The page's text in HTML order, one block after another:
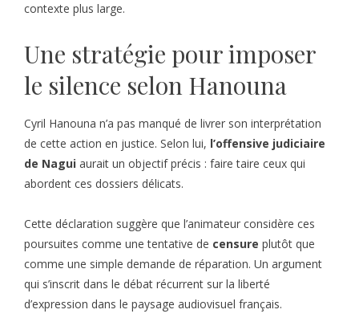
contexte plus large.
Une stratégie pour imposer
le silence selon Hanouna
Cyril Hanouna n’a pas manqué de livrer son interprétation
de cette action en justice. Selon lui, l’offensive judiciaire
de Nagui aurait un objectif précis : faire taire ceux qui
abordent ces dossiers délicats.
Cette déclaration suggère que l’animateur considère ces
poursuites comme une tentative de censure plutôt que
comme une simple demande de réparation. Un argument
qui s’inscrit dans le débat récurrent sur la liberté
d’expression dans le paysage audiovisuel français.